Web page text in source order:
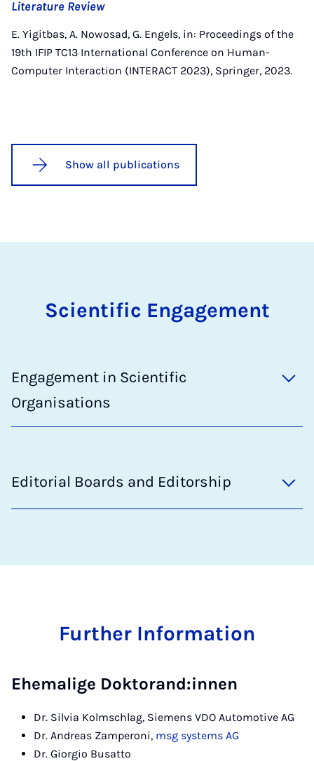
Literature Review
E. Yigitbas, A. Nowosad, G. Engels, in: Proceedings of the
19th IFIP TC13 International Conference on Human-
Computer Interaction (INTERACT 2023), Springer, 2023.
Show all publications
Scientific Engagement
Engagement in Scientific
Organisations
Editorial Boards and Editorship
Further Information
Ehemalige Doktorand:innen
Dr. Silvia Kolmschlag, Siemens VDO Automotive AG
Dr. Andreas Zamperoni, msg systems AG
Dr. Giorgio Busatto